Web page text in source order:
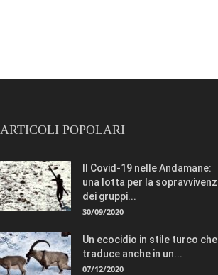
ARTICOLI POPOLARI
Il Covid-19 nelle Andamane:
una lotta per la
dei gruppi...
30/09/2020
Un ecocidio in stile turco
traduce anche in un...
07/12/2020